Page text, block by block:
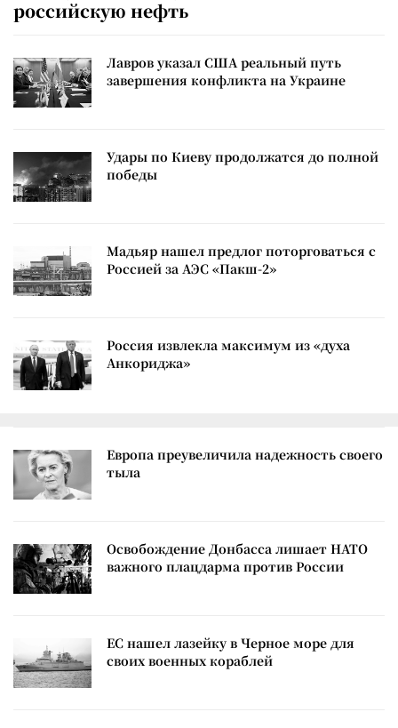
российскую нефть
Лавров указал США реальный путь
завершения конфликта на Украине
Удары по Киеву продолжатся до полной
победы
Мадьяр нашел предлог поторговаться с
Россией за АЭС «Пакш-2»
Россия извлекла максимум из «духа
Анкориджа»
Европа преувеличила надежность своего
тыла
Освобождение Донбасса лишает НАТО
важного плацдарма против России
ЕС нашел лазейку в Черное море для
своих военных кораблей